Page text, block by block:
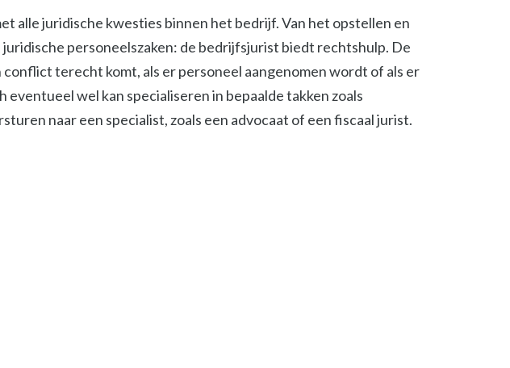
alle juridische kwesties binnen het bedrijf. Van het opstellen en
personeelszaken: de bedrijfsjurist biedt rechtshulp. De
terecht komt, als er personeel aangenomen wordt of als er
wel kan specialiseren in bepaalde takken zoals
naar een specialist, zoals een advocaat of een fiscaal jurist.